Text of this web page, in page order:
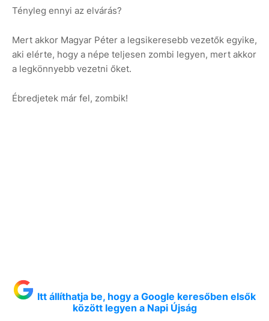
Tényleg ennyi az elvárás?
Mert akkor Magyar Péter a legsikeresebb vezetők egyike,
aki elérte, hogy a népe teljesen zombi legyen, mert akkor
a legkönnyebb vezetni őket.
Ébredjetek már fel, zombik!
Itt állíthatja be, hogy a Google keresőben elsők
között legyen a Napi Újság